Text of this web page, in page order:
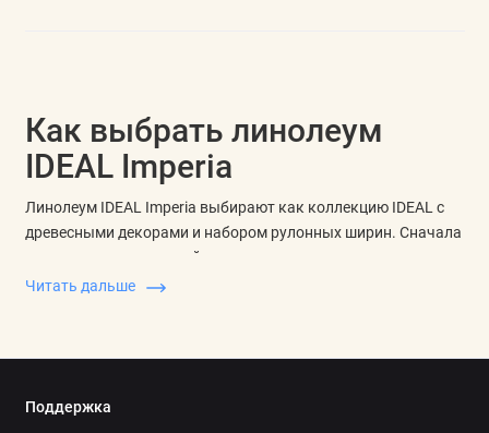
Как выбрать линолеум
IDEAL Imperia
Линолеум IDEAL Imperia выбирают как коллекцию IDEAL с
древесными декорами и набором рулонных ширин. Сначала
определите подходящий рисунок, затем сравните ширину
полотна, основу, общую толщину и защитный слой
контрастом планок и тем, насколько заметно рисунок будет
Читать дальше
Поддержка